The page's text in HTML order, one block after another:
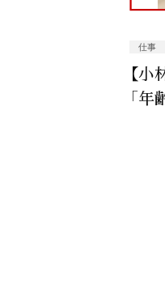
仕事
【
「